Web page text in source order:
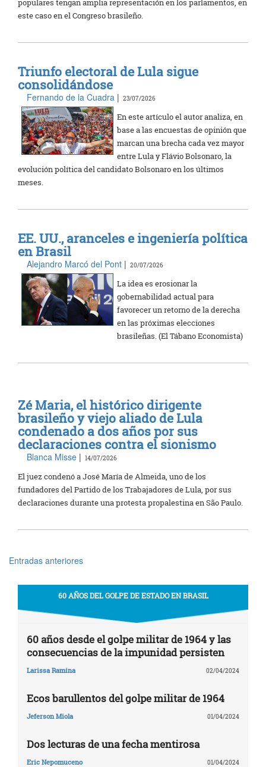
populares tengan amplia representación en los parlamentos, en
este caso en el Congreso brasileño.
Triunfo electoral de Lula sigue
consolidándose
Fernando de la Cuadra | 23/07/2026
En este artículo el autor analiza, en
base a las encuestas de opinión que
marcan una brecha cada vez mayor
entre Lula y Flávio Bolsonaro, la
evolución política del candidato Bolsonaro en los últimos
meses.
EE. UU., aranceles e ingeniería política
en Brasil
Alejandro Marcó del Pont | 20/07/2026
La idea es erosionar la
gobernabilidad actual para
favorecer un retorno de la derecha
en las próximas elecciones
brasileñas. (El Tábano Economista)
Zé Maria, el histórico dirigente
brasileño y viejo aliado de Lula
condenado a dos años por sus
declaraciones contra el sionismo
Blanca Misse | 14/07/2026
El juez condenó a José María de Almeida, uno de los
fundadores del Partido de los Trabajadores de Lula, por sus
declaraciones durante una protesta propalestina en São Paulo.
entradas
Entradas anteriores
60 AÑOS DEL GOLPE DE ESTADO EN BRASIL
60 años desde el golpe militar de 1964 y las
consecuencias de la impunidad persisten
Larissa Ramina 02/04/2024
Ecos barullentos del golpe militar de 1964
Jeferson Miola 01/04/2024
Dos lecturas de una fecha mentirosa
Eric Nepomuceno 01/04/2024